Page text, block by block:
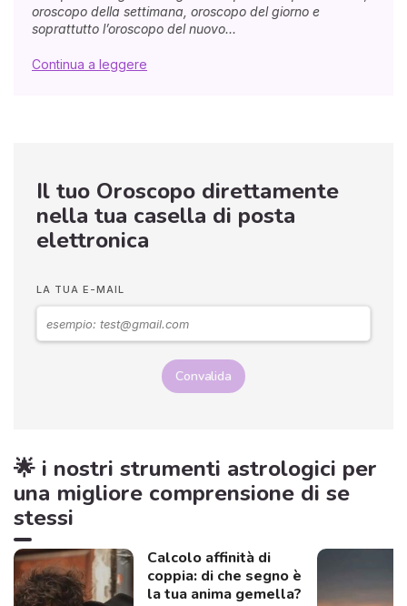
oroscopo della settimana, oroscopo del giorno e
soprattutto l’oroscopo del nuovo...
Continua a leggere
Il tuo Oroscopo direttamente
nella tua casella di posta
elettronica
LA TUA E-MAIL
Convalida
🌟 i nostri strumenti astrologici per
una migliore comprensione di se
stessi
Calcolo affinità di
coppia: di che segno è
la tua anima gemella?